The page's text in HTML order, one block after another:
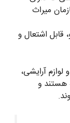
میراث
قابل اشتعال و
لوازم آرایشی،
هستند و